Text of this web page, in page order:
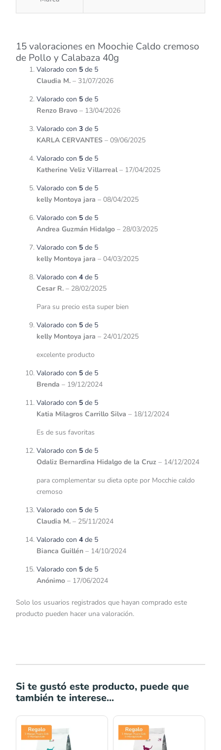
15 valoraciones en Moochie Caldo cremoso
de Pollo y Calabaza 40g
Valorado con 5 de 5
Claudia M. – 31/07/2026
Valorado con 5 de 5
Renzo Bravo – 13/04/2026
Valorado con 3 de 5
KARLA CERVANTES – 09/06/2025
Valorado con 5 de 5
Katherine Veliz Villarreal– 17/04/2025
Valorado con 5 de 5
kelly Montoya jara – 08/04/2025
Valorado con 5 de 5
Andrea Guzmán Hidalgo – 28/03/2025
Valorado con 5 de 5
kelly Montoya jara – 04/03/2025
Valorado con 4 de 5
Cesar R. – 28/02/2025
Para su precio esta super bien
Valorado con 5 de 5
kelly Montoya jara – 24/01/2025
excelente producto
Valorado con 5 de 5
Brenda – 19/12/2024
Valorado con 5 de 5
Katia Milagros Carrillo Silva – 18/12/2024
Es de sus favoritas
Valorado con 5 de 5
Odaliz Bernardina Hidalgo de la Cruz – 14/12/2024
para complementar su dieta opte por Mocchie caldo
cremoso
Valorado con 5 de 5
Claudia M. – 25/11/2024
Valorado con 4 de 5
Bianca Guillén – 14/10/2024
Valorado con 5 de 5
Anónimo – 17/06/2024
Solo los usuarios registrados que hayan comprado este
producto pueden hacer una valoración.
Si te gustó este producto, puede que
también te interese...